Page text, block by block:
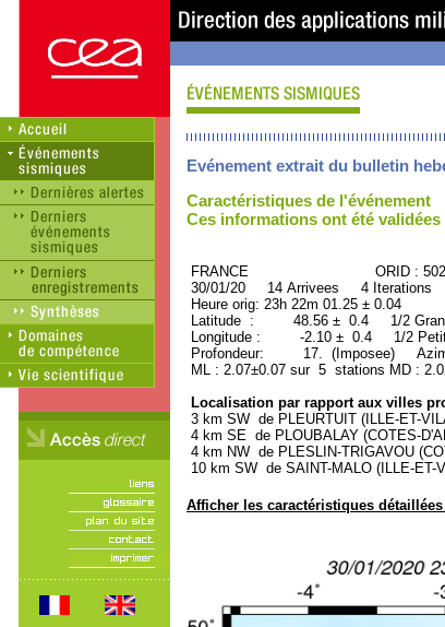
Evénement extrait du bulletin
Caractéristiques de l'événement
Ces informations ont été
FRANCE ORID :
30/01/20 14 Arrivees 4 Iterations
Heure orig: 23h 22m 01.25 ± 0.04
Latitude : 48.56 ± 0.4 1/2
Longitude : -2.10 ± 0.4 1/2
Profondeur: 17. (Imposee)
ML : 2.07±0.07 sur 5 stations MD :
Localisation par rapport aux villes
3 km SW de PLEURTUIT (ILLE-ET-
4 km SE de PLOUBALAY (COTES-
4 km NW de PLESLIN-TRIGAVOU
10 km SW de SAINT-MALO (ILLE-ET-
Afficher les caractéristiques